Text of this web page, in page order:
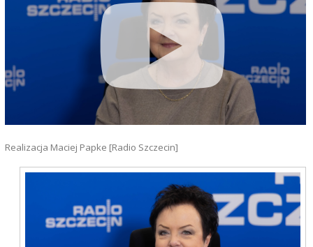
Realizacja Maciej Papke [Radio Szczecin]